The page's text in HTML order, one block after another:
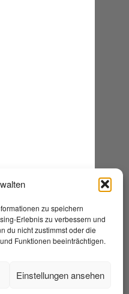
zu speichern
Erlebnis zu verbessern und
du nicht zustimmst oder die
Funktionen beeinträchtigen.
Einstellungen ansehen